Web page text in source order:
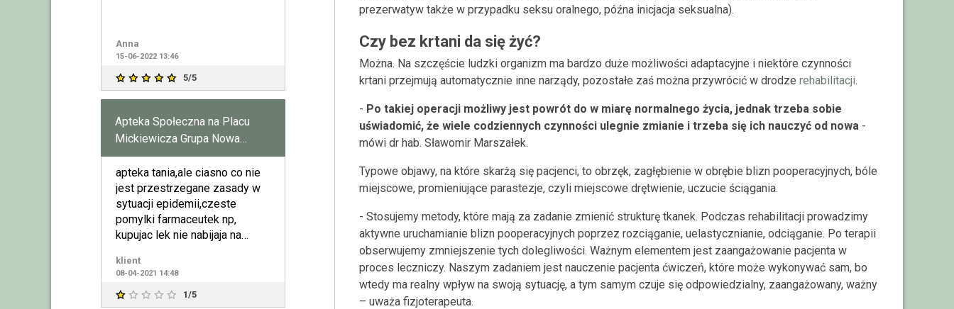
prezerwatyw także w przypadku seksu oralnego, późna inicjacja seksualna).
Czy bez krtani da się żyć?
Można. Na szczęście ludzki organizm ma bardzo duże możliwości adaptacyjne i niektóre czynności
krtani przejmują automatycznie inne narządy, pozostałe zaś można przywrócić w drodze rehabilitacji.
- Po takiej operacji możliwy jest powrót do w miarę normalnego życia, jednak trzeba sobie
uświadomić, że wiele codziennych czynności ulegnie zmianie i trzeba się ich nauczyć od nowa -
mówi dr hab. Sławomir Marszałek.
Typowe objawy, na które skarżą się pacjenci, to obrzęk, zagłębienie w obrębie blizn pooperacyjnych, bóle
miejscowe, promieniujące parastezje, czyli miejscowe drętwienie, uczucie ściągania.
- Stosujemy metody, które mają za zadanie zmienić strukturę tkanek. Podczas rehabilitacji prowadzimy
aktywne uruchamianie blizn pooperacyjnych poprzez rozciąganie, uelastycznianie, odciąganie. Po terapii
obserwujemy zmniejszenie tych dolegliwości. Ważnym elementem jest zaangażowanie pacjenta w
proces leczniczy. Naszym zadaniem jest nauczenie pacjenta ćwiczeń, które może wykonywać sam, bo
wtedy ma realny wpływ na swoją sytuację, a tym samym czuje się odpowiedzialny, zaangażowany, ważny
– uważa fizjoterapeuta.
Anna
15-06-2022 13:46
5/5
Apteka Społeczna na Placu
Mickiewicza Grupa Nowa
Farmacja
apteka tania,ale ciasno co nie
jest przestrzegane zasady w
sytuacji epidemii,czeste
pomylki farmaceutek np,
kupujac lek nie nabijaja na
klient
08-04-2021 14:48
1/5